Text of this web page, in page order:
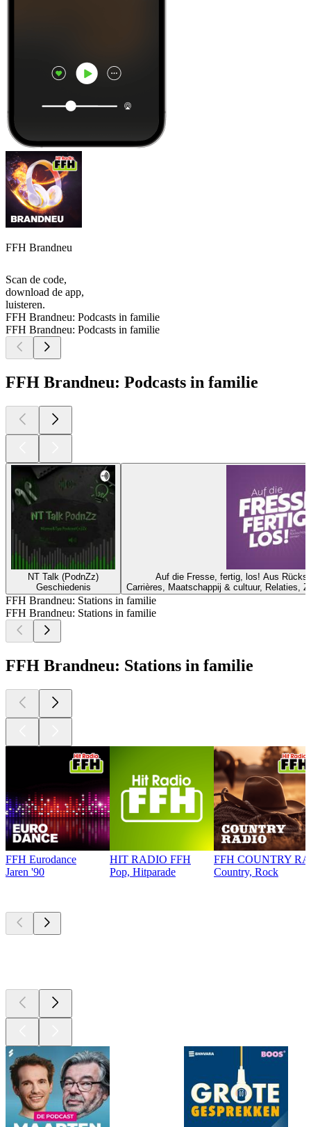
FFH Brandneu
Scan de code,
download de app,
luisteren.
FFH Brandneu: Podcasts in familie
FFH Brandneu: Podcasts in familie
FFH Brandneu: Podcasts in familie
NT Talk (PodnZz)
Geschiedenis
Auf die Fresse, fertig, los! Aus
Carrières, Maatschappij & cultuur, Relaties,
FFH Brandneu: Stations in familie
FFH Brandneu: Stations in familie
FFH Brandneu: Stations in familie
FFH Eurodance
Jaren '90
HIT RADIO FFH
Pop, Hitparade
FFH COUNTRY
Country, Rock